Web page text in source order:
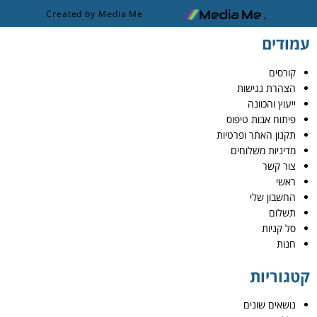
Created by Media Me
עמודים
קורסים
הצהרת נגישות
ייעוץ והכוונה
פיתוח אבות טיפוס
תקנון האתר ופרטיות
מדיניות משלוחים
צור קשר
ראשי
החשבון שלי
תשלום
סל קניות
חנות
קטגוריות
נושאים שונים